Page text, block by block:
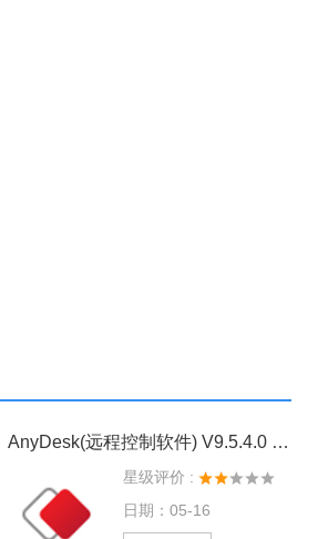
AnyDesk(远程控制软件) V9.5.4.0 个人版
星级评价 :
日期：05-16